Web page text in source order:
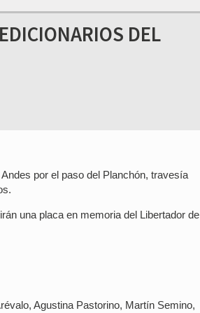
DEL
por el paso del Planchón, travesía
una placa en memoria del Libertador de
Agustina Pastorino, Martín Semino,